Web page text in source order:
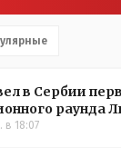
в Сербии
раунда
в 18:07